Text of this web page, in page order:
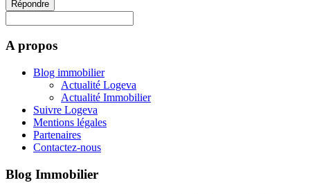
Répondre
A propos
Blog immobilier
Actualité Logeva
Actualité Immobilier
Suivre Logeva
Mentions légales
Partenaires
Contactez-nous
Blog Immobilier